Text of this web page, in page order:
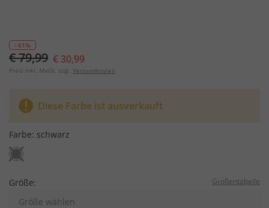
- 61%
€ 79,99 € 30,99
Preis inkl. MwSt. zzgl. Versandkosten
Diese Farbe ist ausverkauft
Farbe: schwarz
Größe: Größentabelle
Größe wählen